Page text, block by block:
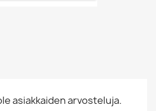
asiakkaiden arvosteluja.